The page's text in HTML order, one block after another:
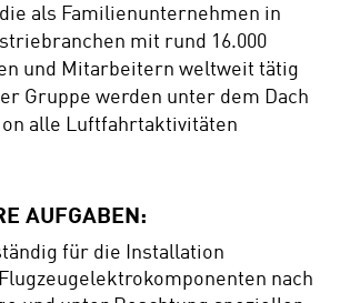
als Familienunternehmen in
mit rund 16.000
und Mitarbeitern weltweit tätig
Gruppe werden unter dem Dach
alle Luftfahrtaktivitäten
AUFGABEN:
für die Installation
nach